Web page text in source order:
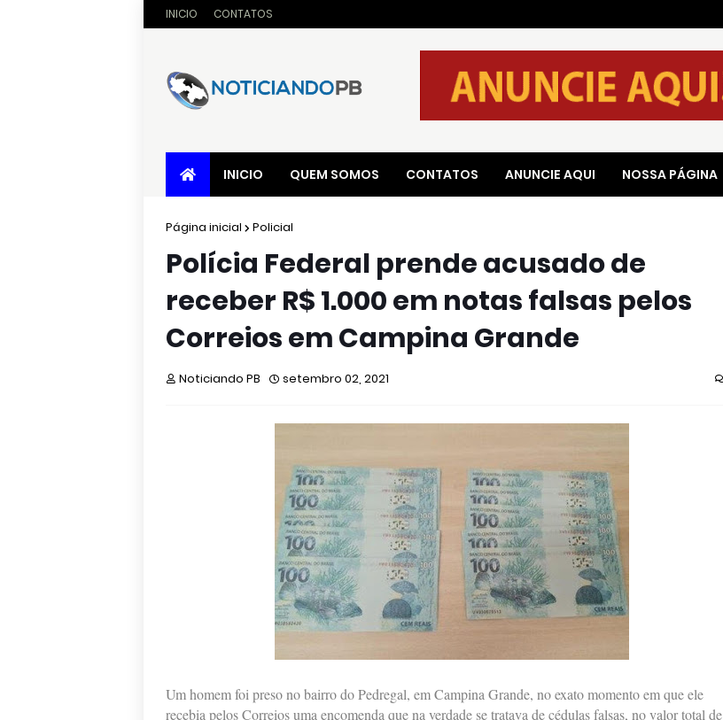
INICIO CONTATOS
INICIO QUEM SOMOS CONTATOS ANUNCIE AQUI NOSSA PÁGINA
Página inicial Policial
​Polícia Federal prende acusado de
receber R$ 1.000 em notas falsas pelos
Correios em Campina Grande
Noticiando PB setembro 02, 2021
Um homem foi preso no bairro do Pedregal, em Campina Grande, no exato momento em que ele
recebia pelos Correios uma encomenda que na verdade se tratava de cédulas falsas, no valor total de